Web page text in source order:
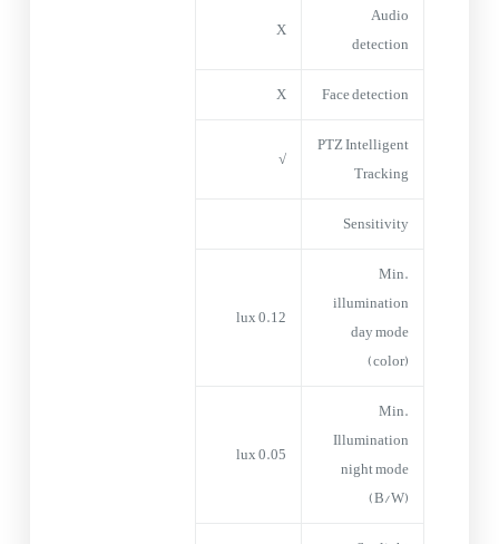
Audio
detection
X
Face detection
X
PTZ Intelligent
Tracking
√
Sensitivity
Min.
illumination
day mode
(color)
0.12 lux
Min.
Illumination
night mode
(B/W)
0.05 lux